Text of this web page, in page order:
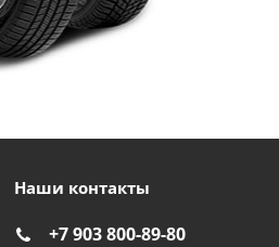
Наши контакты
+7 903 800-89-80